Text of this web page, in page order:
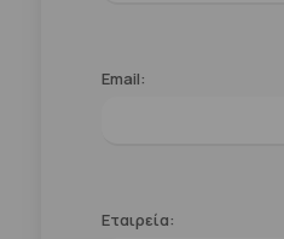
Email:
Εταιρεία: